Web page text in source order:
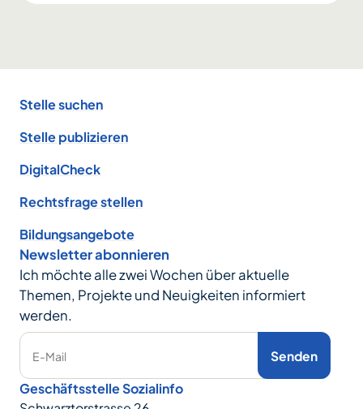
Stelle suchen
Stelle publizieren
DigitalCheck
Rechtsfrage stellen
Bildungsangebote
Newsletter abonnieren
Ich möchte alle zwei Wochen über aktuelle
Themen, Projekte und Neuigkeiten informiert
werden.
E-Mail Senden
Geschäftsstelle Sozialinfo